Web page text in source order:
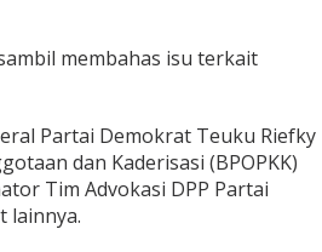
membahas isu terkait
Partai Demokrat Teuku Riefky
dan Kaderisasi (BPOPKK)
Tim Advokasi DPP Partai
lainnya.